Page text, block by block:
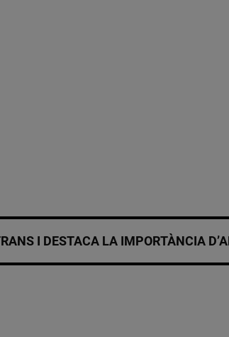
I DESTACA LA IMPORTÀNCIA